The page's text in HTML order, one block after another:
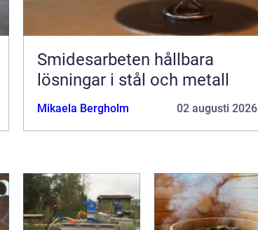
Smidesarbeten hållbara
lösningar i stål och metall
Mikaela Bergholm 02 augusti 2026